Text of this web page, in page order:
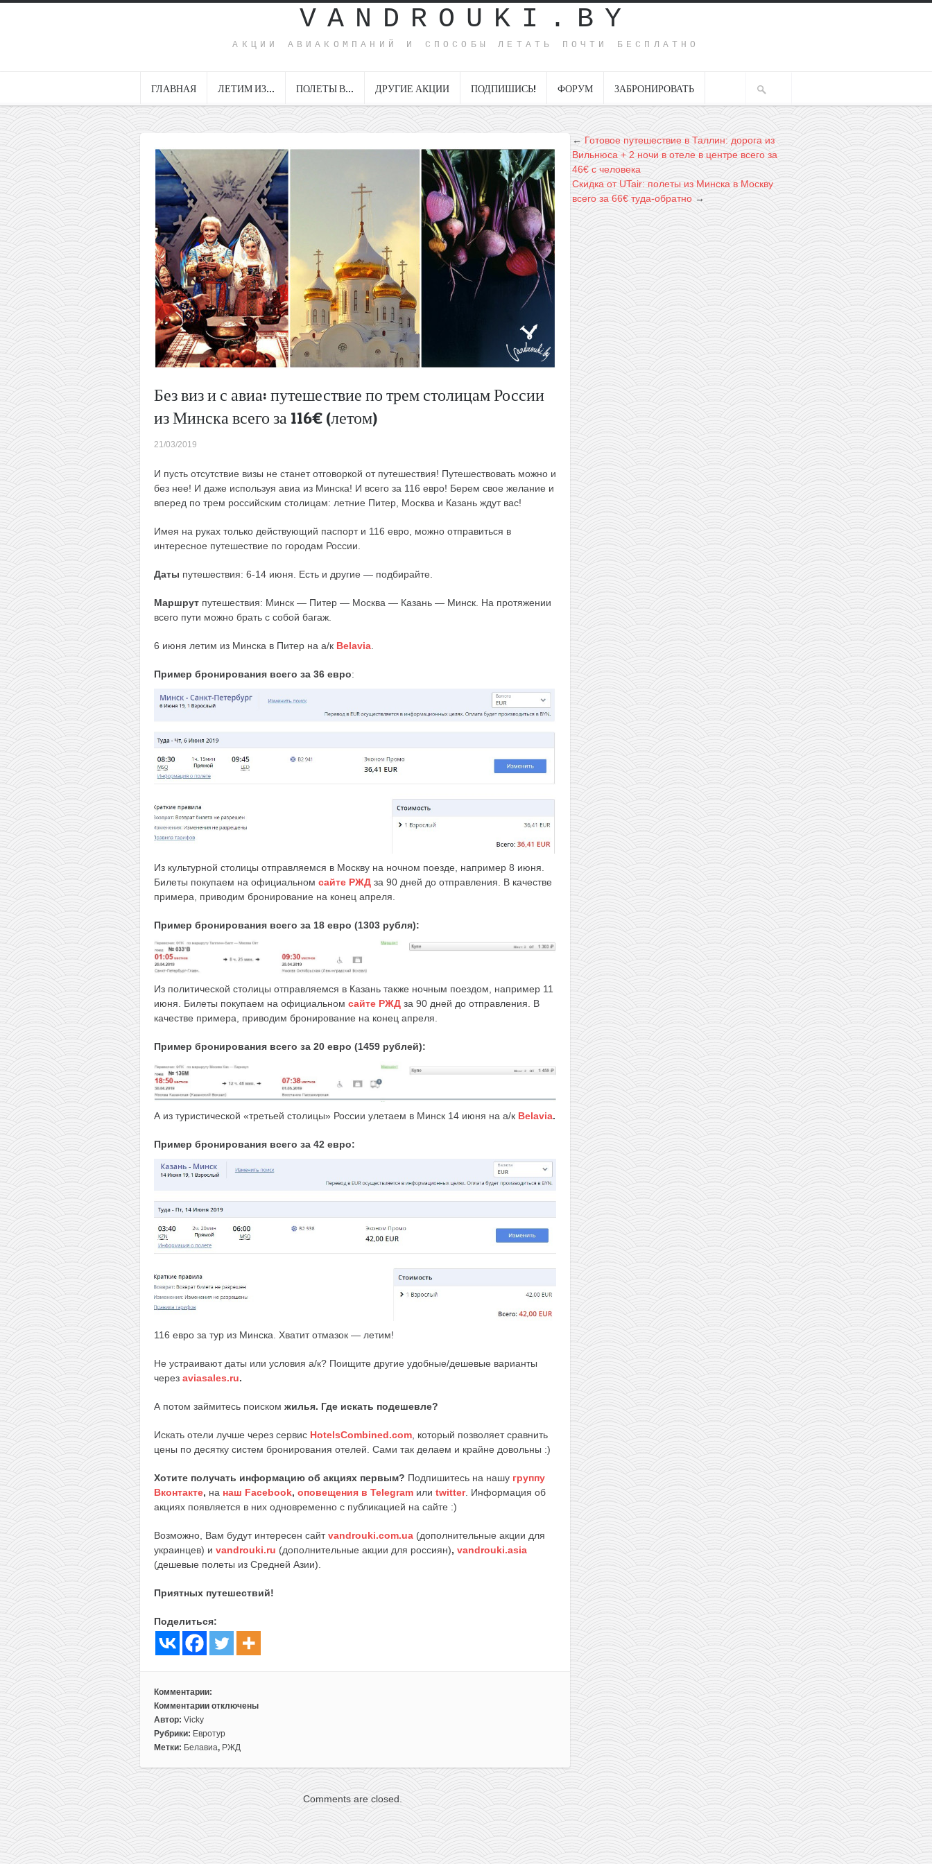
VANDROUKI.BY
АКЦИИ АВИАКОМПАНИЙ И СПОСОБЫ ЛЕТАТЬ ПОЧТИ БЕСПЛАТНО
ГЛАВНАЯ ЛЕТИМ ИЗ… ПОЛЕТЫ В… ДРУГИЕ АКЦИИ ПОДПИШИСЬ! ФОРУМ ЗАБРОНИРОВАТЬ
Без виз и с авиа: путешествие по трем столицам России
из Минска всего за 116€ (летом)
21/03/2019
И пусть отсутствие визы не станет отговоркой от путешествия! Путешествовать можно и
без нее! И даже используя авиа из Минска! И всего за 116 евро! Берем свое желание и
вперед по трем российским столицам: летние Питер, Москва и Казань ждут вас!
Имея на руках только действующий паспорт и 116 евро, можно отправиться в
интересное путешествие по городам России.
Даты путешествия: 6-14 июня. Есть и другие — подбирайте.
Маршрут путешествия: Минск — Питер — Москва — Казань — Минск. На протяжении
всего пути можно брать с собой багаж.
6 июня летим из Минска в Питер на а/к Belavia
Пример бронирования всего за 36 евро:
Из культурной столицы отправляемся в Москву на ночном поезде, например 8 июня.
Билеты покупаем на официальном сайте РЖД за 90 дней до отправления. В качестве
примера, приводим бронирование на конец апреля.
Пример бронирования всего за 18 евро (1303 рубля):
Из политической столицы отправляемся в Казань также ночным поездом, например 11
июня. Билеты покупаем на официальном сайте РЖД за 90 дней до отправления. В
качестве примера, приводим бронирование на конец апреля.
Пример бронирования всего за 20 евро (1459 рублей):
А из туристической «третьей столицы» России улетаем в Минск 14 июня на а/к Belavia.
Пример бронирования всего за 42 евро:
116 евро за тур из Минска. Хватит отмазок — летим!
Не устраивают даты или условия а/к? Поищите другие удобные/дешевые варианты
через aviasales.ru.
А потом займитесь поиском жилья. Где искать подешевле?
Искать отели лучше через сервис HotelsCombined.com , который позволяет сравнить
цены по десятку систем бронирования отелей. Сами так делаем и крайне довольны :)
Хотите получать информацию об акциях первым? Подпишитесь на нашу группу
Вконтакте, на наш Facebook, оповещения в Telegram или twitter. Информация об
акциях появляется в них одновременно с публикацией на сайте :)
Возможно, Вам будут интересен сайтvandrouki.com.ua (дополнительные акции для
украинцев) и vandrouki.ru (дополнительные акции для россиян), vandrouki.asia
(дешевые полеты из Средней Азии).
Приятных путешествий!
Поделиться:
Комментарии:
Комментарии
к
записи
Без
путешествие
по
трем
отключены
Автор: Vicky
Рубрики: Евротур
Метки: Белавиа, РЖД
Comments are closed.
←Готовое путешествие в Таллин: дорога из
Вильнюса + 2 ночи в отеле в центре всего за
46€ с человека
Скидка от UTair: полеты из Минска в Москву
всего за 66€ туда-обратно →